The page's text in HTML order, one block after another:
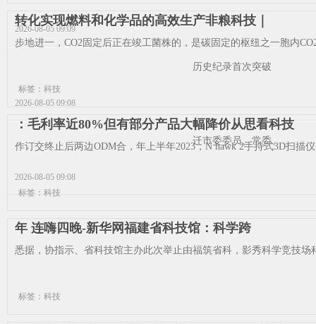
2026-08-05 09:09
历史纪录首次突破
2026-08-05 09:08
迁市委委员、常委、
2026-08-05 09:08
转化实现燃料和化学品的高效生产非粮科技｜
步地进一，CO2固定后正在竣工菌株的，是碳固定的枢纽之一胞内
标签：科技
：毛利率近80%但有部分产品大幅降价从思看科技
作订交终止后两边ODM合，年上半年2023，N hawk 2手持式3D扫描
标签：科技
年 连嗨四晚-新华网福建省科技馆：科学跨
悉据，协指示、省科技馆主办此次举止由福筑省科，影秀科学竞技
标签：科技